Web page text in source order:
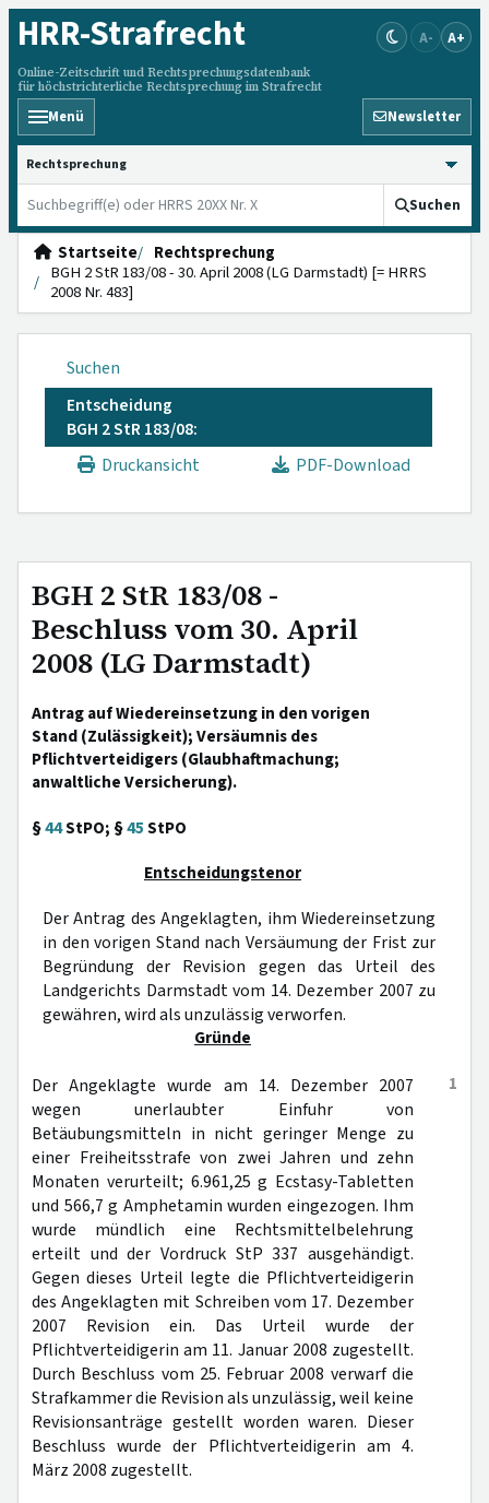
HRR-Strafrecht
Online-Zeitschrift und Rechtsprechungsdatenbank
für höchstrichterliche Rechtsprechung im Strafrecht
A- A+
Menü Newsletter
HRRS durchsuchen
Suchen
Startseite
Rechtsprechung
BGH 2 StR 183/08 - 30. April 2008 (LG Darmstadt) [= HRRS
2008 Nr. 483]
Suchen
Entscheidung
BGH 2 StR 183/08:
Druckansicht
PDF-Download
BGH 2 StR 183/08 -
Beschluss vom 30. April
2008 (LG Darmstadt)
Antrag auf Wiedereinsetzung in den vorigen
Stand (Zulässigkeit); Versäumnis des
Pflichtverteidigers (Glaubhaftmachung;
anwaltliche Versicherung).
§44StPO; §45StPO
Entscheidungstenor
Der Antrag des Angeklagten, ihm Wiedereinsetzung
in den vorigen Stand nach Versäumung der Frist zur
Begründung der Revision gegen das Urteil des
Landgerichts Darmstadt vom 14. Dezember 2007 zu
gewähren, wird als unzulässig verworfen.
Gründe
1
Der Angeklagte wurde am 14. Dezember 2007
wegen unerlaubter Einfuhr von
Betäubungsmitteln in nicht geringer Menge zu
einer Freiheitsstrafe von zwei Jahren und zehn
Monaten verurteilt; 6.961,25 g Ecstasy-Tabletten
und 566,7 g Amphetamin wurden eingezogen. Ihm
wurde mündlich eine Rechtsmittelbelehrung
erteilt und der Vordruck StP 337 ausgehändigt.
Gegen dieses Urteil legte die Pflichtverteidigerin
des Angeklagten mit Schreiben vom 17. Dezember
2007 Revision ein. Das Urteil wurde der
Pflichtverteidigerin am 11. Januar 2008 zugestellt.
Durch Beschluss vom 25. Februar 2008 verwarf die
Strafkammer die Revision als unzulässig, weil keine
Revisionsanträge gestellt worden waren. Dieser
Beschluss wurde der Pflichtverteidigerin am 4.
März 2008 zugestellt.